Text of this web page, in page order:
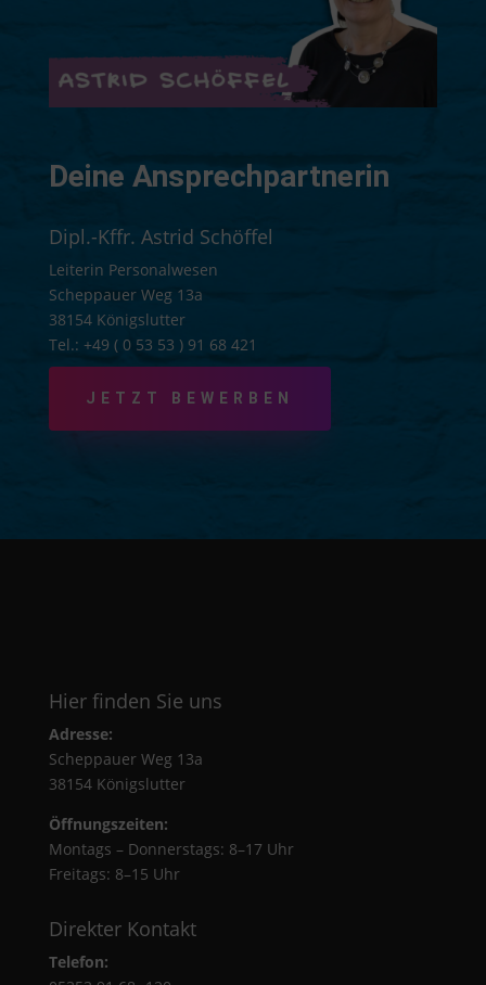
Deine Ansprechpartnerin
Dipl.-Kffr. Astrid Schöffel
Leiterin Personalwesen
Scheppauer Weg 13a
38154 Königslutter
Tel.: +49 ( 0 53 53 ) 91 68 421
JETZT BEWERBEN
Hier finden Sie uns
Adresse:
Scheppauer Weg 13a
38154 Königslutter
Öffnungszeiten:
Montags – Donnerstags: 8–17 Uhr
Freitags: 8–15 Uhr
Direkter Kontakt
Telefon: